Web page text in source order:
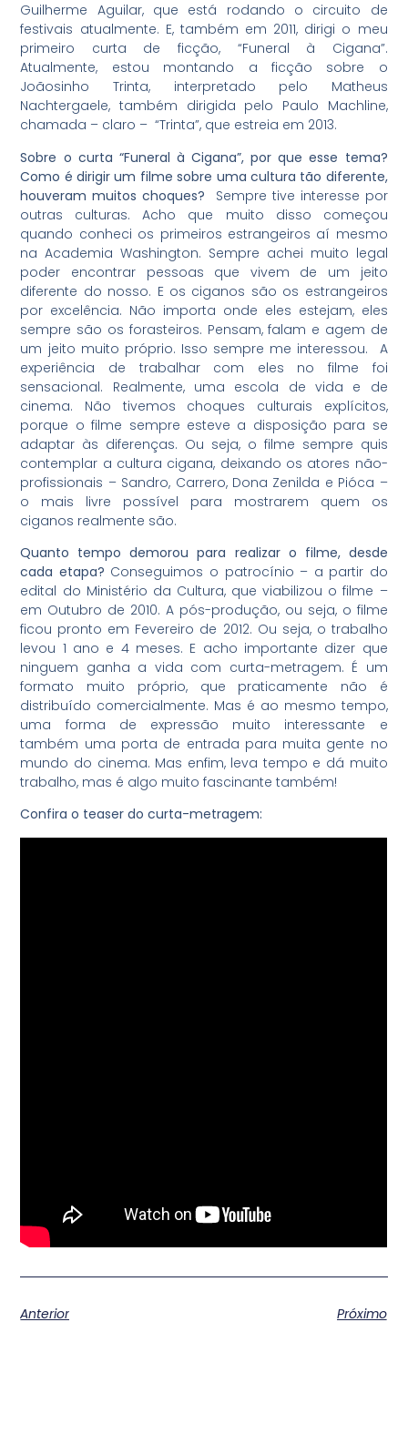
Guilherme Aguilar, que está rodando o circuito de
festivais atualmente. E, também em 2011, dirigi o meu
primeiro curta de ficção, “Funeral à Cigana”.
Atualmente, estou montando a ficção sobre o
Joãosinho Trinta, interpretado pelo Matheus
Nachtergaele, também dirigida pelo Paulo Machline,
chamada – claro – “Trinta”, que estreia em 2013.
Sobre o curta “Funeral à Cigana”, por que esse tema?
Como é dirigir um filme sobre uma cultura tão diferente,
houveram muitos choques?
Sempre tive interesse por
outras culturas. Acho que muito disso começou
quando conheci os primeiros estrangeiros aí mesmo
na Academia Washington. Sempre achei muito legal
poder encontrar pessoas que vivem de um jeito
diferente do nosso. E os ciganos são os estrangeiros
por excelência. Não importa onde eles estejam, eles
sempre são os forasteiros. Pensam, falam e agem de
um jeito muito próprio. Isso sempre me interessou. A
experiência de trabalhar com eles no filme foi
sensacional. Realmente, uma escola de vida e de
cinema. Não tivemos choques culturais explícitos,
porque o filme sempre esteve a disposição para se
adaptar às diferenças. Ou seja, o filme sempre quis
contemplar a cultura cigana, deixando os atores não-
profissionais – Sandro, Carrero, Dona Zenilda e Pióca –
o mais livre possível para mostrarem quem os
ciganos realmente são.
Quanto tempo demorou para realizar o filme, desde
cada etapa? Conseguimos o patrocínio – a partir do
edital do Ministério da Cultura, que viabilizou o filme –
em Outubro de 2010. A pós-produção, ou seja, o filme
ficou pronto em Fevereiro de 2012. Ou seja, o trabalho
levou 1 ano e 4 meses. E acho importante dizer que
ninguem ganha a vida com curta-metragem. É um
formato muito próprio, que praticamente não é
distribuído comercialmente. Mas é ao mesmo tempo,
uma forma de expressão muito interessante e
também uma porta de entrada para muita gente no
mundo do cinema. Mas enfim, leva tempo e dá muito
trabalho, mas é algo muito fascinante também!
Confira o teaser do curta-metragem:
Anterior Próximo